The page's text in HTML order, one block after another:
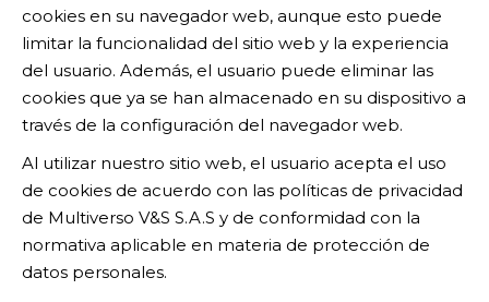
cookies en su navegador web, aunque esto puede
limitar la funcionalidad del sitio web y la experiencia
del usuario. Además, el usuario puede eliminar las
cookies que ya se han almacenado en su dispositivo a
través de la configuración del navegador web.
Al utilizar nuestro sitio web, el usuario acepta el uso
de cookies de acuerdo con las políticas de privacidad
de Multiverso V&S S.A.S y de conformidad con la
normativa aplicable en materia de protección de
datos personales.